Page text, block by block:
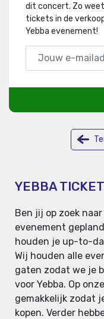
dit concert. Zo
tickets in de
Yebba evenement!
YEBBA
Ben jij op zoek
evenement
houden je up-to-
Wij houden alle
gaten zodat we je
voor Yebba. Op
gemakkelijk zodat
kopen. Verder